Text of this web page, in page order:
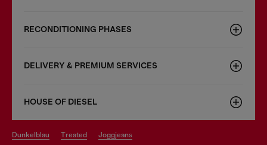
RECONDITIONING PHASES
DELIVERY & PREMIUM SERVICES
HOUSE OF DIESEL
dunkelblau treated joggjeans